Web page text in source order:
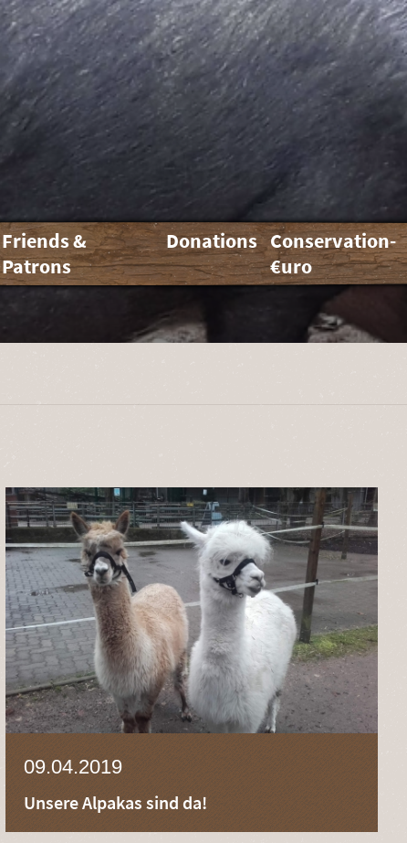
Friends &
Patrons
Donations Conservation-
€uro
09.04.2019
Unsere Alpakas sind da!